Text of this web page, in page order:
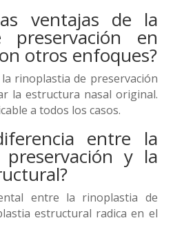
ventajas de la
preservación en
otros enfoques?
rinoplastia de preservación
la estructura nasal original.
a todos los casos.
entre la
y la
entre la rinoplastia de
estructural radica en el